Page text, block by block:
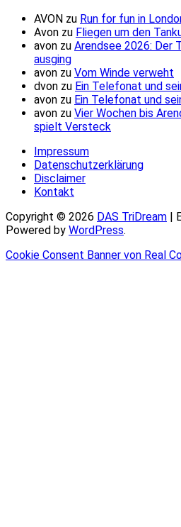
AVON zu Run for fun in
Avon zu Fliegen um den
avon zu Arendsee 2026: Der
ausging
avon zu Vom Winde verweht
dvon zu Ein Telefonat und
avon zu Ein Telefonat und
avon zu Vier Wochen bis
spielt Versteck
Impressum
Datenschutzerklärung
Disclaimer
Kontakt
Copyright © 2026 DAS TriDream |
Powered by WordPress.
Cookie Consent Banner von Real